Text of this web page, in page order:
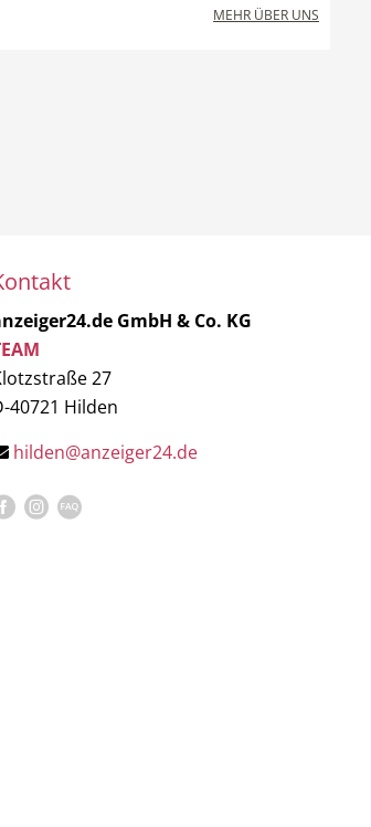
MEHR ÜBER UNS
GmbH & Co. KG
27
40721 Hilden
hilden@anzeiger24.de